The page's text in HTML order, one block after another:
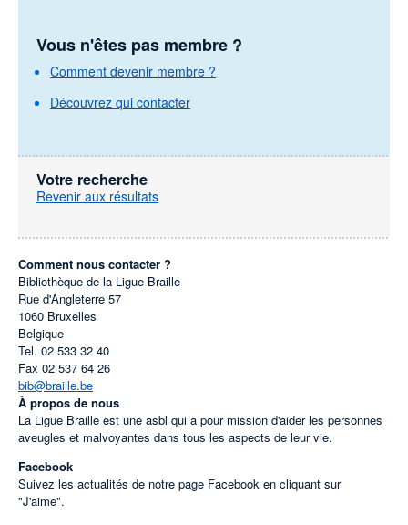
Vous n'êtes pas membre ?
Comment devenir membre ?
Découvrez qui contacter
Votre recherche
Revenir aux résultats
Comment nous contacter ?
Bibliothèque de la Ligue Braille
Rue d'Angleterre 57
1060 Bruxelles
Belgique
Tel. 02 533 32 40
Fax 02 537 64 26
bib@braille.be
À propos de nous
La Ligue Braille est une asbl qui a pour mission d'aider les personnes
aveugles et malvoyantes dans tous les aspects de leur vie.
Facebook
Suivez les actualités de notre page Facebook en cliquant sur
"J'aime".